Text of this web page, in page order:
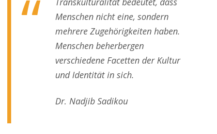
Menschen nicht eine, sondern
mehrere Zugehörigkeiten haben.
Menschen beherbergen
verschiedene Facetten der Kultur
und Identität in sich.
Dr. Nadjib Sadikou